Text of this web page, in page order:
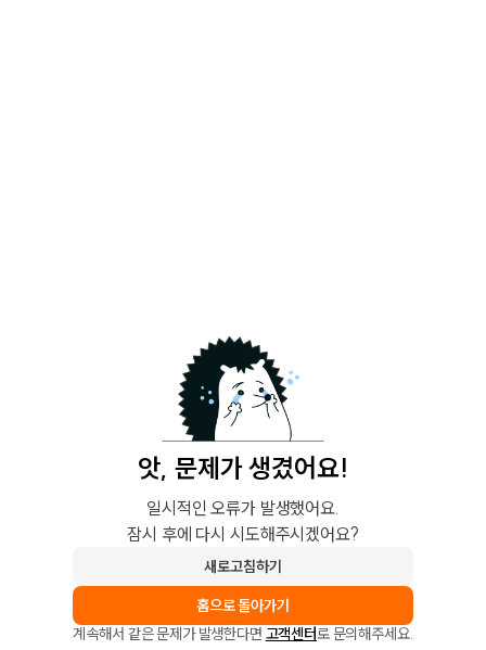
앗, 문제가 생겼어요!
일시적인 오류가 발생했어요.
잠시 후에 다시 시도해주시겠어요?
새로고침하기
홈으로 돌아가기
계속해서 같은 문제가 발생한다면 고객센터로 문의해주세요.